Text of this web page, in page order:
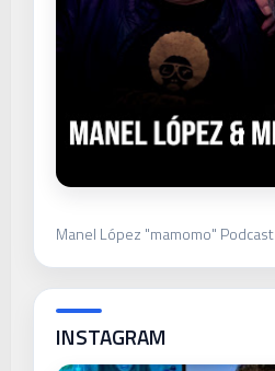
Manel López "mamomo" Podcast
INSTAGRAM